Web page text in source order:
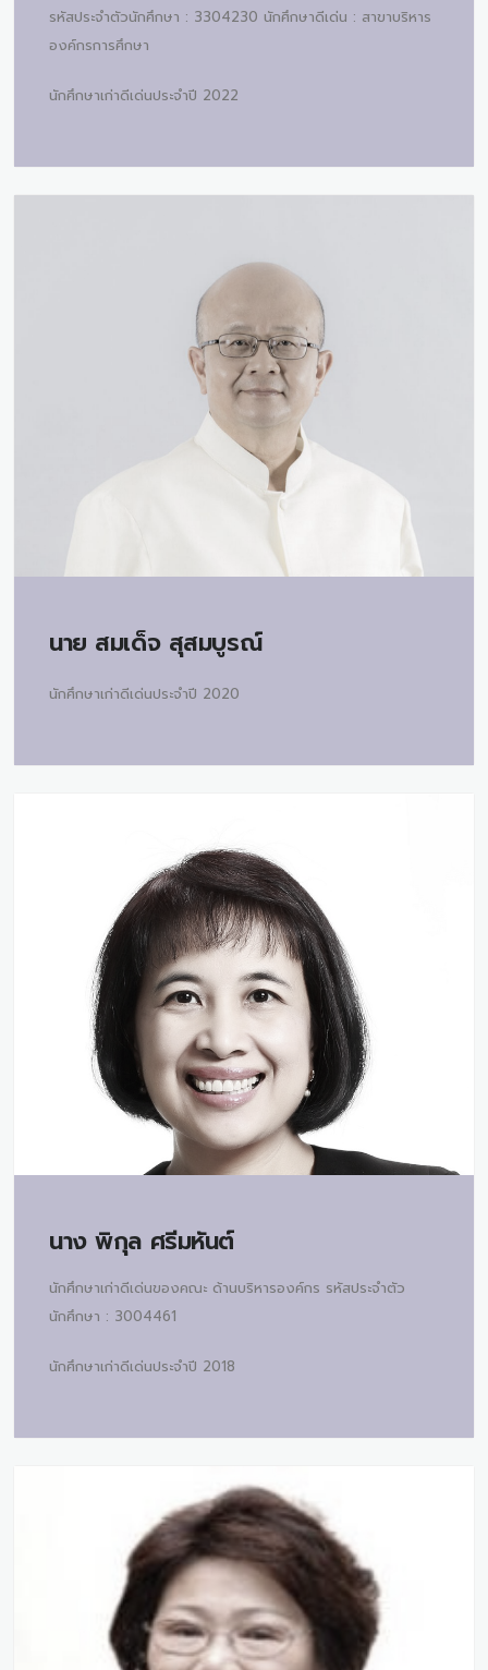
รหัสประจำตัวนักศึกษา : 3304230 นักศึกษาดีเด่น : สาขาบริหาร
องค์กรการศึกษา
นักศึกษาเก่าดีเด่นประจำปี 2022
นาย สมเด็จ สุสมบูรณ์
นักศึกษาเก่าดีเด่นประจำปี 2020
นาง พิกุล ศรีมหันต์
นักศึกษาเก่าดีเด่นของคณะ ด้านบริหารองค์กร รหัสประจำตัว
นักศึกษา : 3004461
นักศึกษาเก่าดีเด่นประจำปี 2018